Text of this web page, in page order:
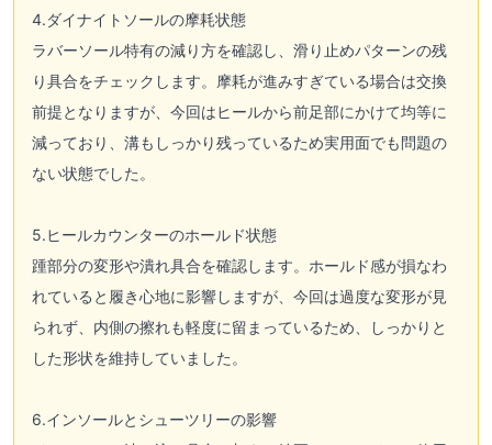
4.ダイナイトソールの摩耗状態
ラバーソール特有の減り方を確認し、滑り止めパターンの残
り具合をチェックします。摩耗が進みすぎている場合は交換
前提となりますが、今回はヒールから前足部にかけて均等に
減っており、溝もしっかり残っているため実用面でも問題の
ない状態でした。
5.ヒールカウンターのホールド状態
踵部分の変形や潰れ具合を確認します。ホールド感が損なわ
れていると履き心地に影響しますが、今回は過度な変形が見
られず、内側の擦れも軽度に留まっているため、しっかりと
した形状を維持していました。
6.インソールとシューツリーの影響